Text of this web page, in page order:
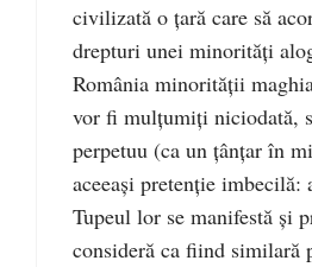
civilizată o ţară care să
drepturi unei minorităţi
România minorităţii
vor fi mulţumiţi niciodată,
perpetuu (ca un ţânţar în
aceeaşi pretenţie imbecilă:
Tupeul lor se manifestă şi
consideră ca fiind similară